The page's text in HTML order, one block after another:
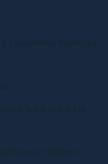
Duvaldestin tittade själv
bakåt och det är
han ner fjolårets